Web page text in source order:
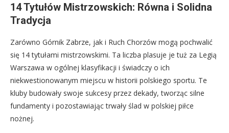
14 Tytułów Mistrzowskich: Równa i Solidna
Tradycja
Zarówno Górnik Zabrze, jak i Ruch Chorzów mogą pochwalić
się 14 tytułami mistrzowskimi. Ta liczba plasuje je tuż za Legią
Warszawa w ogólnej klasyfikacji i świadczy o ich
niekwestionowanym miejscu w historii polskiego sportu. Te
kluby budowały swoje sukcesy przez dekady, tworząc silne
fundamenty i pozostawiając trwały ślad w polskiej piłce
nożnej.